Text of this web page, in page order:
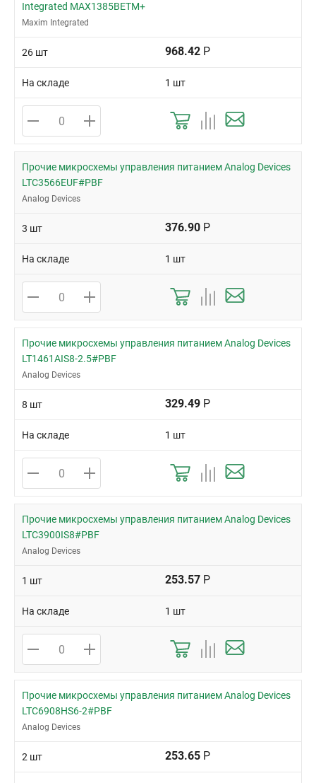
Integrated MAX1385BETM+
Maxim Integrated
26 шт 968.42 Р
На складе 1 шт
Прочие микросхемы управления питанием Analog Devices
LTC3566EUF#PBF
Analog Devices
3 шт 376.90 Р
На складе 1 шт
Прочие микросхемы управления питанием Analog Devices
LT1461AIS8-2.5#PBF
Analog Devices
8 шт 329.49 Р
На складе 1 шт
Прочие микросхемы управления питанием Analog Devices
LTC3900IS8#PBF
Analog Devices
1 шт 253.57 Р
На складе 1 шт
Прочие микросхемы управления питанием Analog Devices
LTC6908HS6-2#PBF
Analog Devices
2 шт 253.65 Р